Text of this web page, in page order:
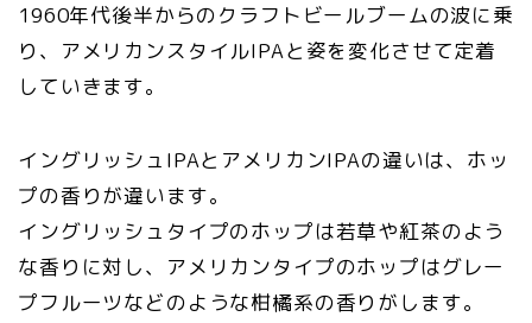
1960年代後半からのクラフトビールブームの波に乗
り、アメリカンスタイルIPAと姿を変化させて定着
していきます。
イングリッシュIPAとアメリカンIPAの違いは、ホッ
プの香りが違います。
イングリッシュタイプのホップは若草や紅茶のよう
な香りに対し、アメリカンタイプのホップはグレー
プフルーツなどのような柑橘系の香りがします。